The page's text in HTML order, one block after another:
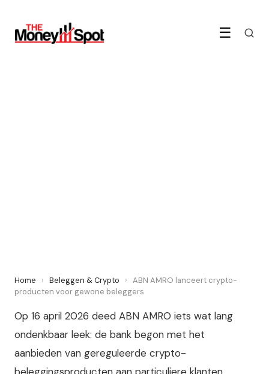
☰
Home › Beleggen & Crypto › ABN AMRO lanceert crypto-
producten voor gewone beleggers
Op 16 april 2026 deed ABN AMRO iets wat lang
ondenkbaar leek: de bank begon met het
aanbieden van gereguleerde crypto-